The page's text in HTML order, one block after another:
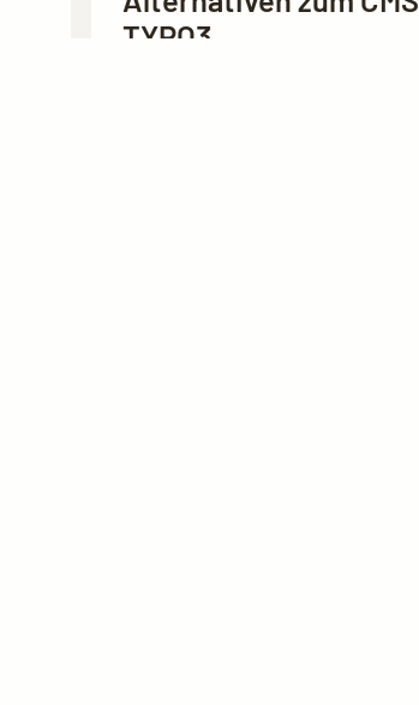
TYPO3